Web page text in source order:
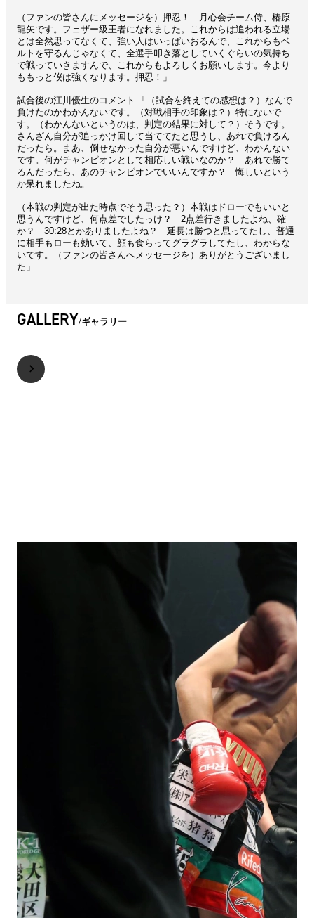
（ファンの皆さんにメッセージを）押忍！ 月心会チーム侍、椿原
龍矢です。フェザー級王者になれました。これからは追われる立場
とは全然思ってなくて、強い人はいっぱいおるんで、これからもベ
ルトを守るんじゃなくて、全選手叩き落としていくぐらいの気持ち
で戦っていきますんで、これからもよろしくお願いします。今より
ももっと僕は強くなります。押忍！」
試合後の江川優生のコメント
「（試合を終えての感想は？）なんで
負けたのかわかんないです。（対戦相手の印象は？）特にないで
す。（わかんないというのは、判定の結果に対して？）そうです。
さんざん自分が追っかけ回して当ててたと思うし、あれで負けるん
だったら。まあ、倒せなかった自分が悪いんですけど、わかんない
です。何がチャンピオンとして相応しい戦いなのか？ あれで勝て
るんだったら、あのチャンピオンでいいんですか？ 悔しいという
か呆れましたね。
（本戦の判定が出た時点でそう思った？）本戦はドローでもいいと
思うんですけど、何点差でしたっけ？ 2点差行きましたよね、確
か？ 30:28とかありましたよね？ 延長は勝つと思ってたし、普通
に相手もローも効いて、顔も食らってグラグラしてたし、わからな
いです。（ファンの皆さんへメッセージを）ありがとうございまし
た」
GALLERY ギャラリー